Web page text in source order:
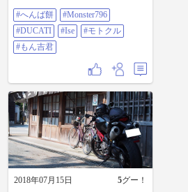
ル #もん吉君
#へんば餅
#Monster796
#DUCATI
#Ise
#モトクル
#もん吉君
2018年07月15日 5グー！